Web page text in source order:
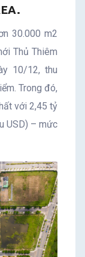
30.000 m2
Thủ Thiêm
10/12, thu
Trong đó,
với 2,45 tỷ
USD) – mức